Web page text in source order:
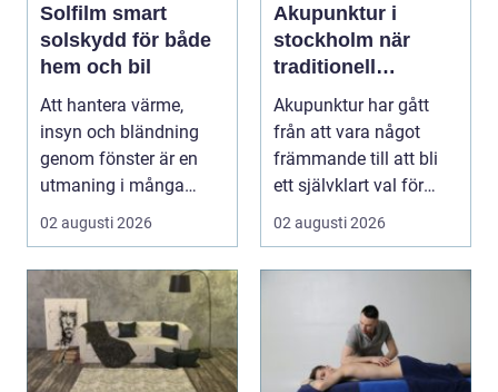
Solfilm smart
solskydd för både
hem och bil
Att hantera värme,
insyn och bländning
genom fönster är en
utmaning i många
svenska hem, kontor
och ...
02 augusti 2026
Akupunktur i
stockholm när
traditionell
kinesisk medicin
möter modern
vardag
Akupunktur har gått
från att vara något
främmande till att bli
ett självklart val för
många som söke...
02 augusti 2026